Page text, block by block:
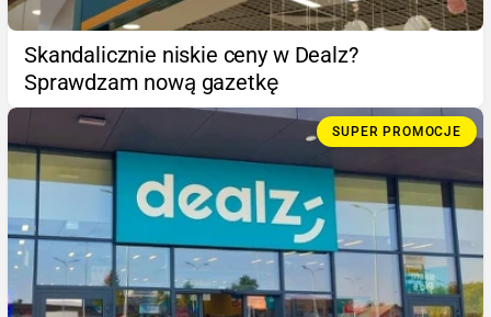
Skandalicznie niskie ceny w Dealz?
Sprawdzam nową gazetkę
SUPER PROMOCJE